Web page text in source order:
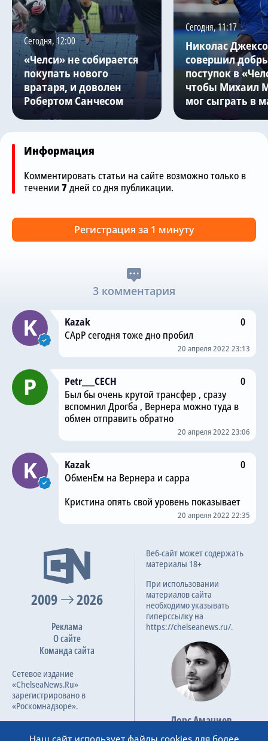
Сегодня, 12:00
«Челси» не собирается
покупать нового
вратаря, и доволен
Робертом Санчесом
Сегодня, 11:17
Николас
совершил
поступок в
чтобы Михаил
мог сыграть в
Информация
Комментировать статьи на сайте возможно только в
течении 7дней со дня публикации.
Регистрация за 1 минуту
3 комментария
Kazak
0
САрР сегодня тоже дно пробил
20 апреля 2022 23:13
Petr___CECH
0
Был бы очень крутой трансфер , сразу
вспомнил Дрогба , Вернера можно туда в
обмен отправить обратно
20 апреля 2022 23:06
Kazak
0
ОбменЕм на Вернера и сарра
Кристина опять свой уровень показывает
20 апреля 2022 22:35
2009 2026
Реклама
О сайте
Команда сайта
Сетевое издание
«ChelseaNews.Ru»
зарегистрировано в
«Роскомнадзоре».
ФС 77 – 87138.
Веб-сайт может содержать
материалы 18+
При использовании
материалов сайта
необходимо указывать
гиперссылку на
https://chelseanews.ru/.
Лорс Амачиев
Основатель сайта
Наш сайт использует файлы cookies для более